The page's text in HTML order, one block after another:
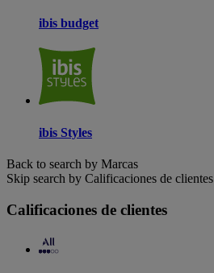
ibis budget
ibis Styles
Back to search by Marcas
Skip search by Calificaciones de clientes
Calificaciones de clientes